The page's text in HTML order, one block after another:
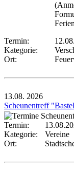
Termin:
Kategorie:
Ort:
13.08. 2026
Scheunentreff
Termin:
Kategorie:
Vereine
Ort: